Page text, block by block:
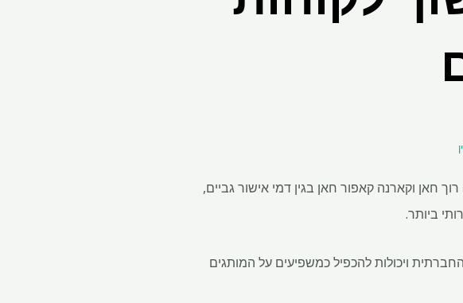
חאן וקארנה קאפור חאן בגין דמי אישור גביים,
ביותר.
ויכולות להכפיל כמשפיעים על המותגים